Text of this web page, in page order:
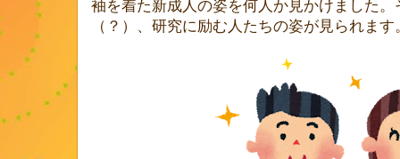
袖を着た新成人の姿を何人か見かけました
（？）、研究に励む人たちの姿が見られます